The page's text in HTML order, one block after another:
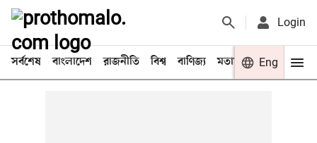
Login
সর্বশেষ বাংলাদেশ রাজনীতি বিশ্ব বাণিজ্য মতামত খেলা
Eng